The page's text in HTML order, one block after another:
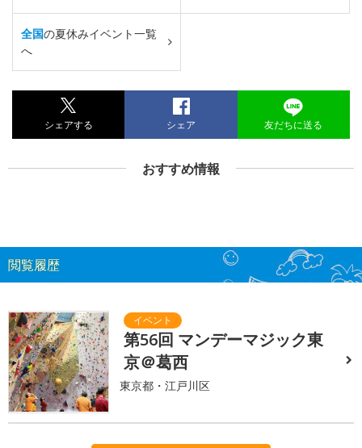
全国の夏休みイベント一覧
へ
シェアする シェア 友だちに送る
おすすめ情報
閲覧履歴
第56回 マンデーマジック東
京＠葛西
東京都・江戸川区